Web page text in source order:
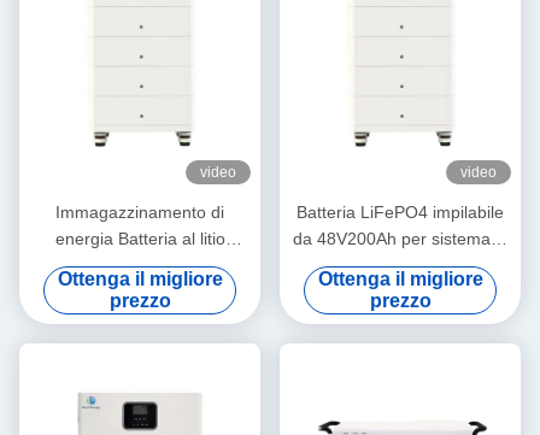
video
Immagazzinamento di
energia Batteria al litio
48V200Ah per sistema di
energia solare con
comunicazione RS485/CAN
e indicatori LCD
Ottenga il migliore
prezzo
video
Batteria LiFePO4 impilabile
da 48V200Ah per sistema di
energia solare con
comunicazione RS485/CAN
e indicatori LCD
Ottenga il migliore
prezzo